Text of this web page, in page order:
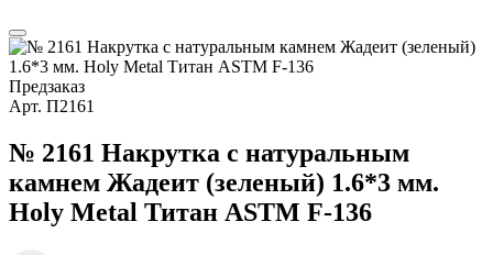
Предзаказ
Арт. П2161
№ 2161 Накрутка c натуральным
камнем Жадеит (зеленый) 1.6*3 мм.
Holy Metal Титан ASTM F-136